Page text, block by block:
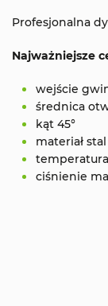
Profesjonalna
Najważniejsze
wejście
średnica
kąt 45°
materiał
temperatura
ciśnienie